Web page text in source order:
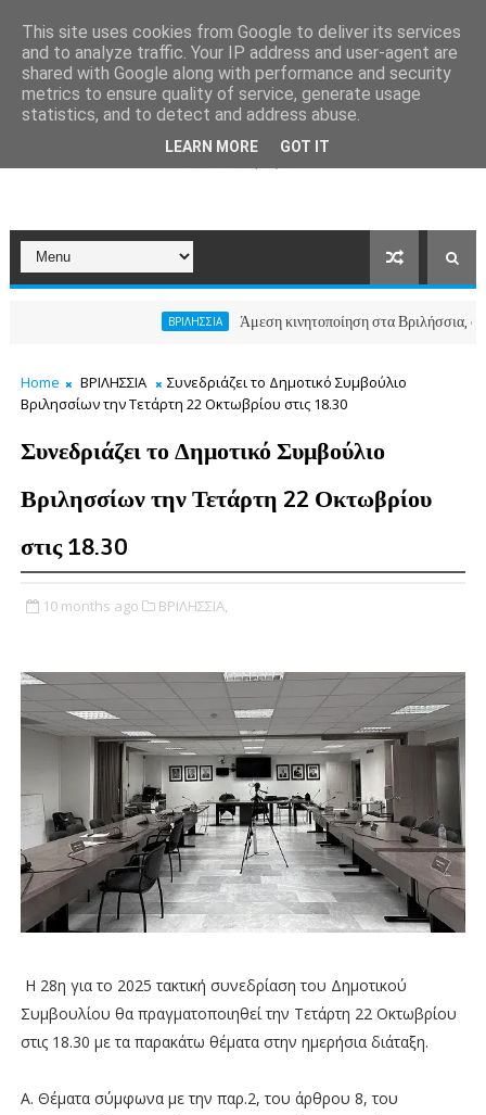
ΒΡΙΛΗΣΣΙΑ Άμεση κινητοποίηση στα Βριλήσσια, ο Δήμος
Home ΒΡΙΛΗΣΣΙΑ
Συνεδριάζει το Δημοτικό Συμβούλιο
Βριλησσίων την Τετάρτη 22 Οκτωβρίου στις 18.30
Συνεδριάζει το Δημοτικό Συμβούλιο
Βριλησσίων την Τετάρτη 22 Οκτωβρίου
στις 18.30
10 months ago ΒΡΙΛΗΣΣΙΑ,
Η 28η για το 2025 τακτική συνεδρίαση του Δημοτικού
Συμβουλίου θα πραγματοποιηθεί την Τετάρτη 22 Οκτωβρίου
στις 18.30 με τα παρακάτω θέματα στην ημερήσια διάταξη.
Α. Θέματα σύμφωνα με την παρ.2, του άρθρου 8, του
This site uses cookies from Google to deliver its services
and to analyze traffic. Your IP address and user-agent are
shared with Google along with performance and security
metrics to ensure quality of service, generate usage
statistics, and to detect and address abuse.
LEARN MORE GOT IT